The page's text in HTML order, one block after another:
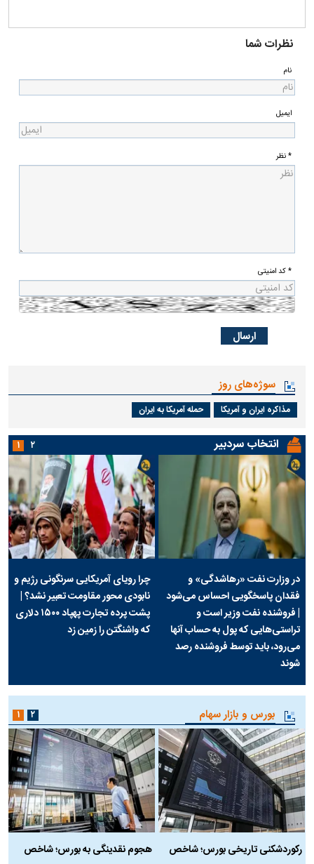
نظرات شما
نام
ایمیل
* نظر
* کد امنیتی
سوژه‌های روز
مذاکره ایران و آمریکا حمله آمریکا به ایران
انتخاب سردبیر
در وزارت نفت «رهاشدگی» و
فقدان پاسخگویی احساس می‌شود
| فروشنده نفت وزیر است و
تراستی‌هایی که پول به حساب آنها
می‌رود، باید توسط فروشنده رصد
شوند
چرا رویای آمریکایی سرنگونی رژیم و
نابودی محور مقاومت تعبیر نشد؟ |
پشت پرده تجارت پهپاد‌ ۱۵۰۰ دلاری
که واشنگتن را زمین زد
۱ ۲
بورس و بازار سهام
رکوردشکنی تاریخی بورس؛ شاخص
هجوم نقدینگی به بورس؛ شاخص
۱ ۲